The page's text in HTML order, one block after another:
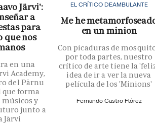
Järvi':
a
para
que nos
en una
Academy,
del Pärnu
que forma
músicos y
junto a
Järvi
EL CRÍTICO DEAMBULANTE
Me he
en un minion
Con picaduras de
por toda partes, nuestro
crítico de arte tiene la
idea de ir a ver la nueva
película de los 'Minions'
Fernando Castro Flórez